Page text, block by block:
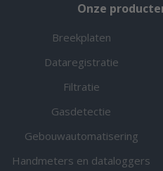
Onze
Breekplaten
Dataregistratie
Filtratie
Gasdetectie
Gebouwautomatisering
Handmeters en dataloggers